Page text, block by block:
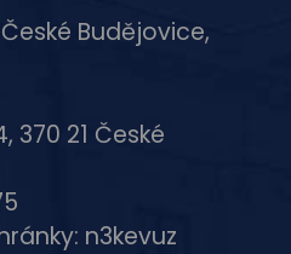
Budějovice,
370 21 České
n3kevuz